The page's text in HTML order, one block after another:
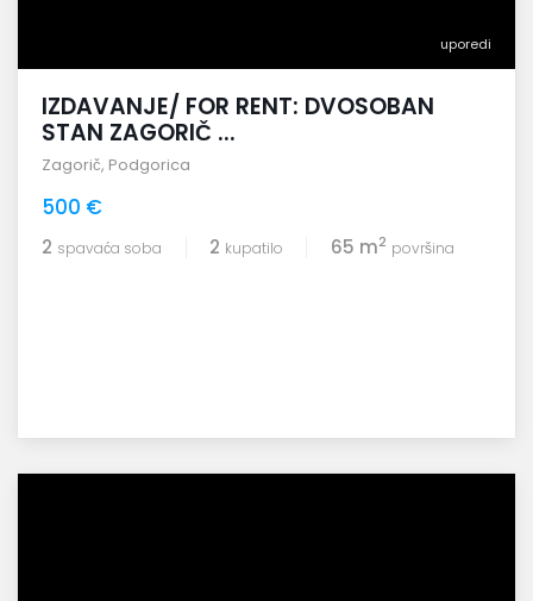
uporedi
IZDAVANJE/ FOR RENT: DVOSOBAN
STAN ZAGORIČ ...
Zagorič, Podgorica
500 €
2 spavaća soba 2 kupatilo 65 m2 površina